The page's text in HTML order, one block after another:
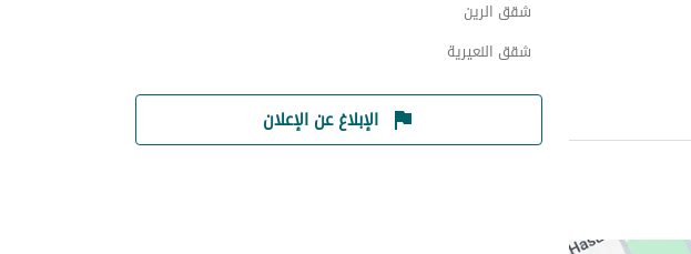
شقق الرين
شقق النعيرية
الإبلاغ عن الإعلان